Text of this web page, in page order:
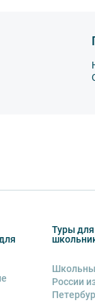
В случае
экскурсант.
экскурсии несёт
правила
Туры для
России